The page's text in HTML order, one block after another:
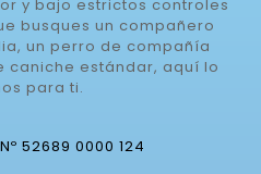
y bajo estrictos controles
busques un compañero
un perro de compañía
caniche estándar, aquí lo
para ti.
52689 0000 124